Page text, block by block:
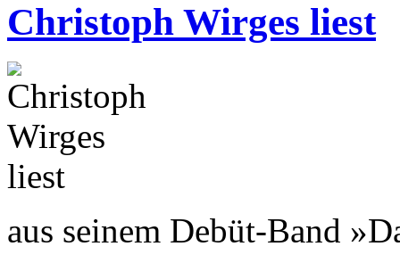
Christoph Wirges liest
aus seinem Debüt-Band